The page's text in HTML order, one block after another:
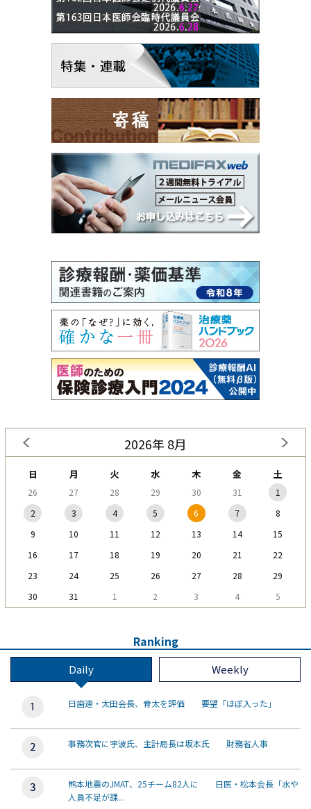
2026年 8月
日 月 火 水 木 金 土
26 27 28 29 30 31
1
2
3 4 5 6 7
8
9
10 11 12 13 14
15
16
17 18 19 20 21
22
23
24 25 26 27 28
29
30
31 1 2 3 4 5
Ranking
Daily Weekly
日歯連・太田会長、骨太を評価 要望「ほぼ入った」
事務次官に宇波氏、主計局長は坂本氏 財務省人事
熊本地震のJMAT、25チーム82人に 日医・松本会長「水や
人員不足が課...